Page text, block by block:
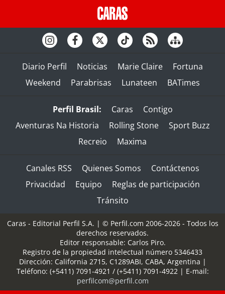
Diario Perfil Noticias Marie Claire
Fortuna
Weekend
Parabrisas Lunateen BATimes
Perfil Brasil: Caras
Contigo
Aventuras Na Historia
Rolling Stone
Sport Buzz
Recreio
Maxima
Canales RSS Quienes Somos
Contáctenos
Privacidad
Equipo
Reglas de participación
Tránsito
Caras - Editorial Perfil S.A. | © Perfil.com 2006-2026 - Todos los
derechos reservados.
Editor responsable: Carlos Piro.
Registro de la propiedad intelectual número 5346433
Dirección: California 2715, C1289ABI, CABA, Argentina |
Teléfono: (+5411) 7091-4921 / (+5411) 7091-4922| E-mail:
perfilcom@perfil.com